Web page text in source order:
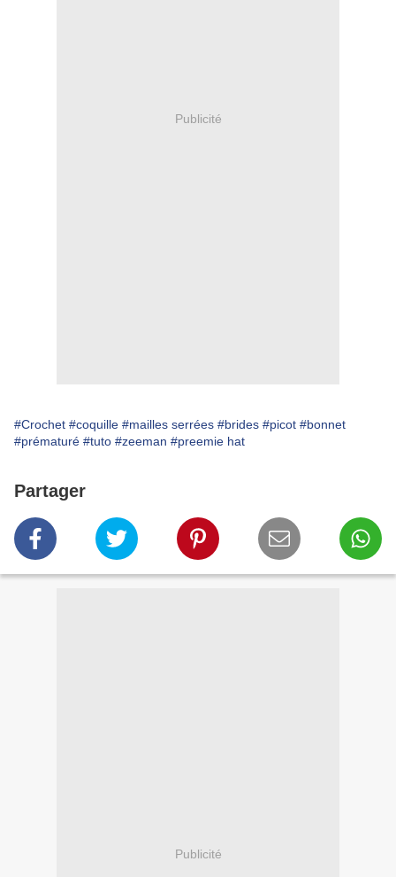
Publicité
#Crochet #coquille #mailles serrées #brides #picot #bonnet
#prématuré #tuto #zeeman #preemie hat
Partager
Publicité